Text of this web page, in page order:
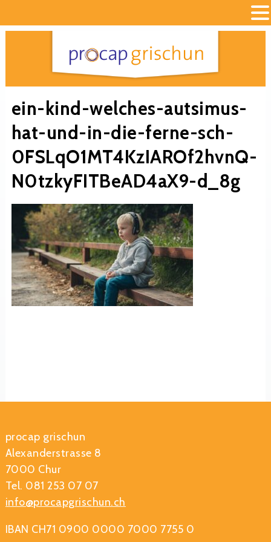
ein-kind-welches-autsimus-
hat-und-in-die-ferne-sch-
0FSLqO1MT4KzIAROf2hvnQ-
N0tzkyFITBeAD4aX9-d_8g
procap grischun
Alexanderstrasse 8
7000 Chur
Tel. 081 253 07 07
info@procapgrischun.ch
IBAN CH71 0900 0000 7000 7755 0